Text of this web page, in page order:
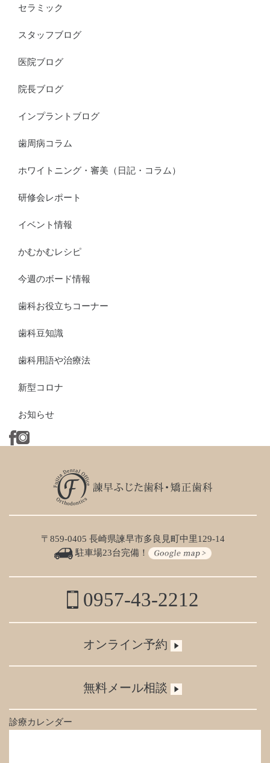
セラミック
スタッフブログ
医院ブログ
院長ブログ
インプラントブログ
歯周病コラム
ホワイトニング・審美（日記・コラム）
研修会レポート
イベント情報
かむかむレシピ
今週のボード情報
歯科お役立ちコーナー
歯科豆知識
歯科用語や治療法
新型コロナ
お知らせ
〒859-0405 長崎県諫早市多良見町中里129-14
駐車場23台完備！
0957-43-2212
オンライン予約
無料メール相談
診療カレンダー